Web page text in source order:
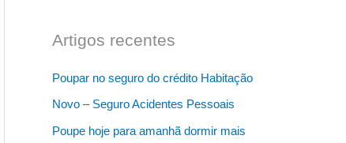
Artigos recentes
Poupar no seguro do crédito Habitação
Novo – Seguro Acidentes Pessoais
Poupe hoje para amanhã dormir mais